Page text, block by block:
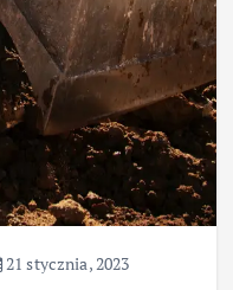
21 stycznia, 2023